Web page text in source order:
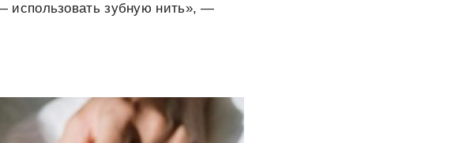
использовать зубную нить», —